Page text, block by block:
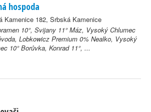
hospoda
Kamenice 182, Srbská Kamenice
10°, Svijany 11° Máz, Vysoký Chlumec
Lobkowicz Premium 0% Nealko, Vysoký
10° Borůvka, Konrad 11°, ...